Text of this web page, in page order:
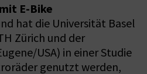
E-Bike
hat die Universität Basel
Zürich und der
USA) in einer Studie
genutzt werden,